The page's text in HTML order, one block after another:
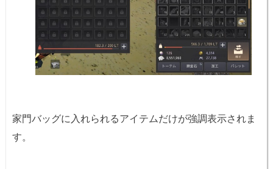
家門バッグに入れられるアイテムだけが強調表示されま
す。